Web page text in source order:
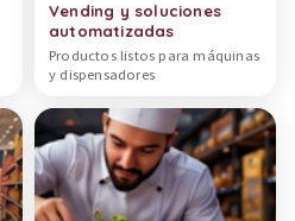
Vending y soluciones
automatizadas
Productos listos para máquinas
y dispensadores